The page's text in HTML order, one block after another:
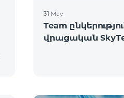
31 May
Team
վրացական